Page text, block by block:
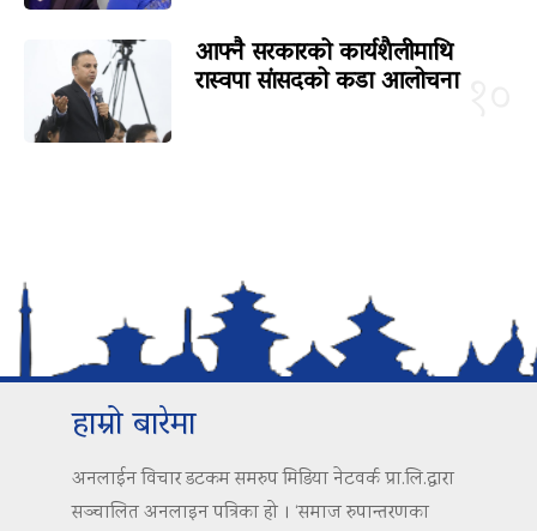
आफ्नै सरकारको कार्यशैलीमाथि
रास्वपा सांसदको कडा आलोचना
हाम्रो बारेमा
अनलाईन विचार डटकम समरुप मिडिया नेटवर्क प्रा.लि.द्वारा
सञ्चालित अनलाइन पत्रिका हो । ‘समाज रुपान्तरणका